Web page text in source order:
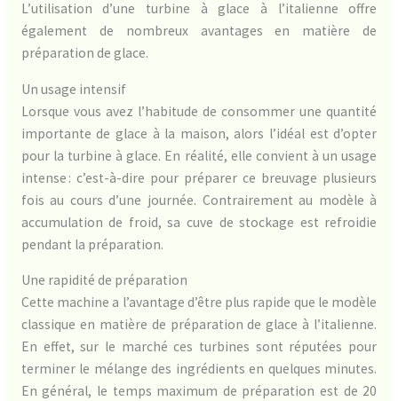
L’utilisation d’une turbine à glace à l’italienne offre
également de nombreux avantages en matière de
préparation de glace.
Un usage intensif
Lorsque vous avez l’habitude de consommer une quantité
importante de glace à la maison, alors l’idéal est d’opter
pour la turbine à glace. En réalité, elle convient à un usage
intense : c’est-à-dire pour préparer ce breuvage plusieurs
fois au cours d’une journée. Contrairement au modèle à
accumulation de froid, sa cuve de stockage est refroidie
pendant la préparation.
Une rapidité de préparation
Cette machine a l’avantage d’être plus rapide que le modèle
classique en matière de préparation de glace à l’italienne.
En effet, sur le marché ces turbines sont réputées pour
terminer le mélange des ingrédients en quelques minutes.
En général, le temps maximum de préparation est de 20